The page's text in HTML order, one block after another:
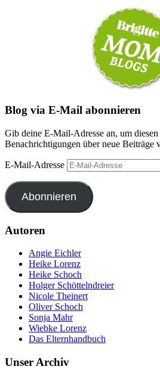
Blog via E-Mail abonnieren
Gib deine E-Mail-Adresse an, um
Benachrichtigungen über neue Beiträge
E-Mail-Adresse
Abonnieren
Autoren
Angie Eichler
Heike Lorenz
Heike Schoch
Holger Schöttelndreier
Nicole Theinert
Oliver Schoch
Sonja Mahr
Wiebke Lorenz
Das Elternhandbuch
Unser Archiv